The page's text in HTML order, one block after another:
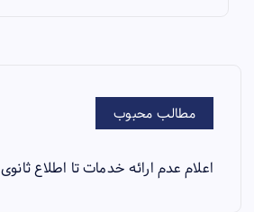
مطالب محبوب
اعلام عدم ارائه خدمات تا اطلاع ثانوی